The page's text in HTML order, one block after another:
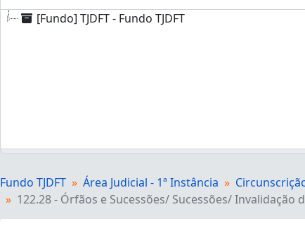
[Fundo] TJDFT - Fundo TJDFT
Fundo TJDFT Área Judicial - 1ª Instância
122.28 - Órfãos e Sucessões/ Sucessões/ Invalidação